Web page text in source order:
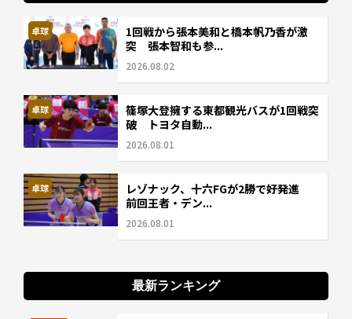
卓球
1回戦から張本美和と橋本帆乃香が激
突 張本智和も参...
2026.08.02
卓球
篠塚大登擁する東都観光バスが1回戦突
破 トヨタ自動...
2026.08.01
卓球
レゾナック、十六FGが2勝で好発進
前回王者・デン...
2026.08.01
最新ランキング